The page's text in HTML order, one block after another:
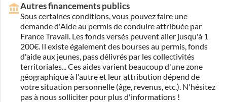
Autres financements publics
Sous certaines conditions, vous pouvez faire une
demande d'Aide au permis de conduire attribuée par
France Travail. Les fonds versés peuvent aller jusqu'à 1
200€. Il existe également des bourses au permis, fonds
d'aide aux jeunes, pass délivrés par les collectivités
territoriales... Ces aides varient beaucoup d'une zone
géographique à l'autre et leur attribution dépend de
votre situation personnelle (âge, revenus, etc.). N'hésitez
pas à nous solliciter pour plus d'informations !